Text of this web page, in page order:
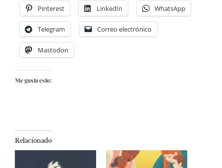
Pinterest LinkedIn WhatsApp
Telegram Correo electrónico
Mastodon
Me gusta esto:
Relacionado